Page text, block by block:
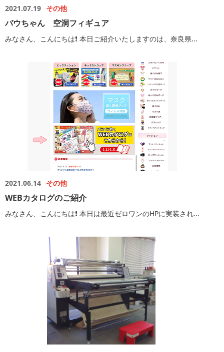
2021.07.19 その他
バウちゃん 空洞フィギュア
みなさん、こんにちは❗️ 本日ご紹介いたしますのは、奈良県...
2021.06.14 その他
WEBカタログのご紹介
みなさん、こんにちは❗️ 本日は最近ゼロワンのHPに実装され...